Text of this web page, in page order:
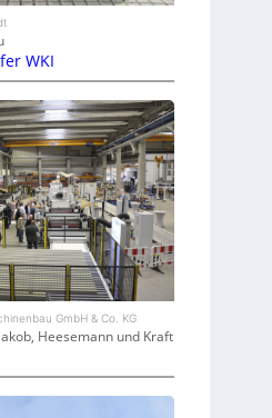
WKI
GmbH & Co. KG
Heesemann und Kraft